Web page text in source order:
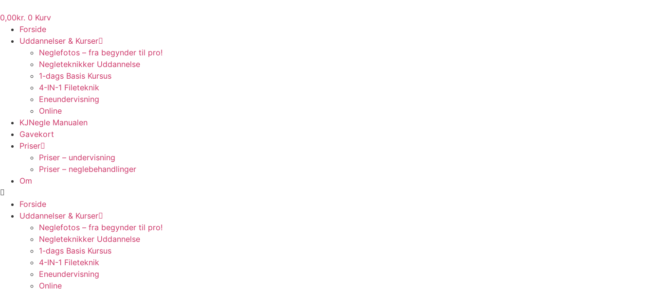
til
indhold
0,00kr. 0 Kurv
Forside
Uddannelser & Kurser
Neglefotos – fra begynder til pro!
Negleteknikker Uddannelse
1-dags Basis Kursus
4-IN-1 Fileteknik
Eneundervisning
Online
KJNegle Manualen
Gavekort
Priser
Priser – undervisning
Priser – neglebehandlinger
Om
Forside
Uddannelser & Kurser
Neglefotos – fra begynder til pro!
Negleteknikker Uddannelse
1-dags Basis Kursus
4-IN-1 Fileteknik
Eneundervisning
Online